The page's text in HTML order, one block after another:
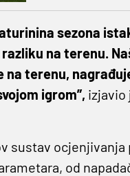
sezona
na terenu.
na terenu,
igrom”, izjavio
sustav
od